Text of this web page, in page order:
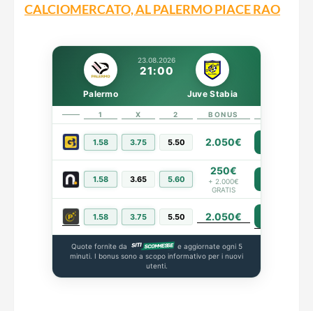
CALCIOMERCATO, AL PALERMO PIACE RAO
23.08.2026
21:00
Palermo Juve Stabia
1 X 2 BONUS
1.58 3.75 5.50 2.050€
1.58 3.65 5.60
250€
+ 2.000€
GRATIS
1.58 3.75 5.50 2.050€
Quote fornite da
e aggiornate ogni 5
minuti. I bonus sono a scopo informativo per i nuovi
utenti.